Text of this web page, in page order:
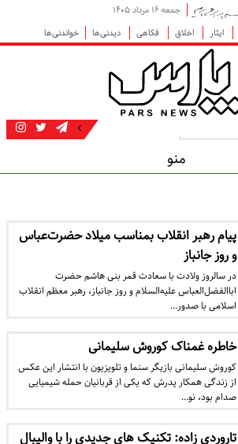
جمعه ۱۶ مرداد ۱۴۰۵
ایثار اخلاق فکاهی دیدنی‌ها خواندنی‌ها
منو
پیام رهبر انقلاب بمناسب میلاد حضرت‌عباس
و روز جانباز
در سالروز ولادت با سعادت قمر بنی هاشم حضرت
اباالفضل‌العباس علیه‌السلام و روز جانباز، رهبر معظم انقلاب
اسلامی با صدور…
خاطره غمناک کوروش سلیمانی
کوروش سلیمانی بازیگر سنما و تلویزیون با انتشار این عکس
از زندگی همکار پدرش که یکی از قربانیان حمله شیمیایی
صدام بود، نو…
تاروردی زاده: تکنیک های جدیدی را با والیبال